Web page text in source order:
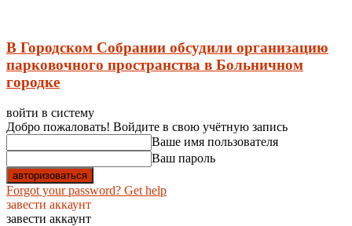
В Городском Собрании обсудили организацию
парковочного пространства в Больничном
городке
войти в систему
Добро пожаловать! Войдите в свою учётную запись
Ваше имя пользователя
Ваш пароль
Forgot your password? Get help
завести аккаунт
завести аккаунт